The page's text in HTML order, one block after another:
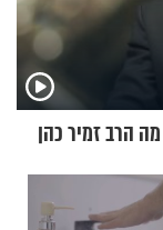
הרב זמיר כהן